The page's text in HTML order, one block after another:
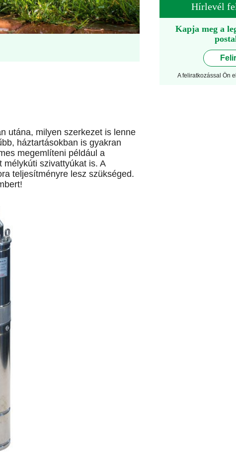
utána, milyen szerkezet is lenne
háztartásokban is gyakran
megemlíteni például a
szivattyúkat is. A
teljesítményre lesz szükséged.
Hírlevél
Kapja meg a
A feliratkozással Ön